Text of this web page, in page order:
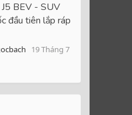
BEV - SUV
đầu tiên lắp ráp
19 Tháng 7